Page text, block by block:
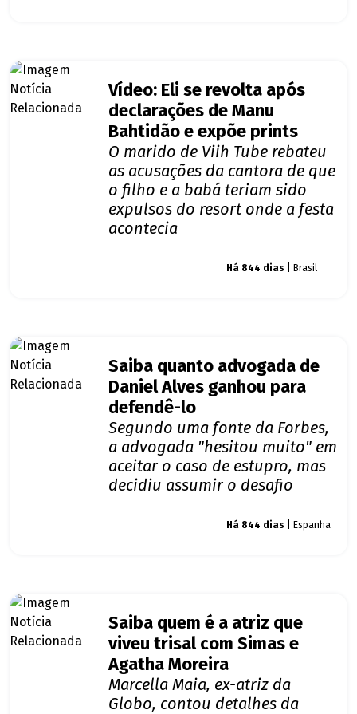
Vídeo: Eli se revolta após
declarações de Manu
Bahtidão e expõe prints
O marido de Viih Tube rebateu
as acusações da cantora de que
o filho e a babá teriam sido
expulsos do resort onde a festa
acontecia
Há 844 dias | Brasil
Saiba quanto advogada de
Daniel Alves ganhou para
defendê-lo
Segundo uma fonte da Forbes,
a advogada "hesitou muito" em
aceitar o caso de estupro, mas
decidiu assumir o desafio
Há 844 dias | Espanha
Saiba quem é a atriz que
viveu trisal com Simas e
Agatha Moreira
Marcella Maia, ex-atriz da
Globo, contou detalhes da